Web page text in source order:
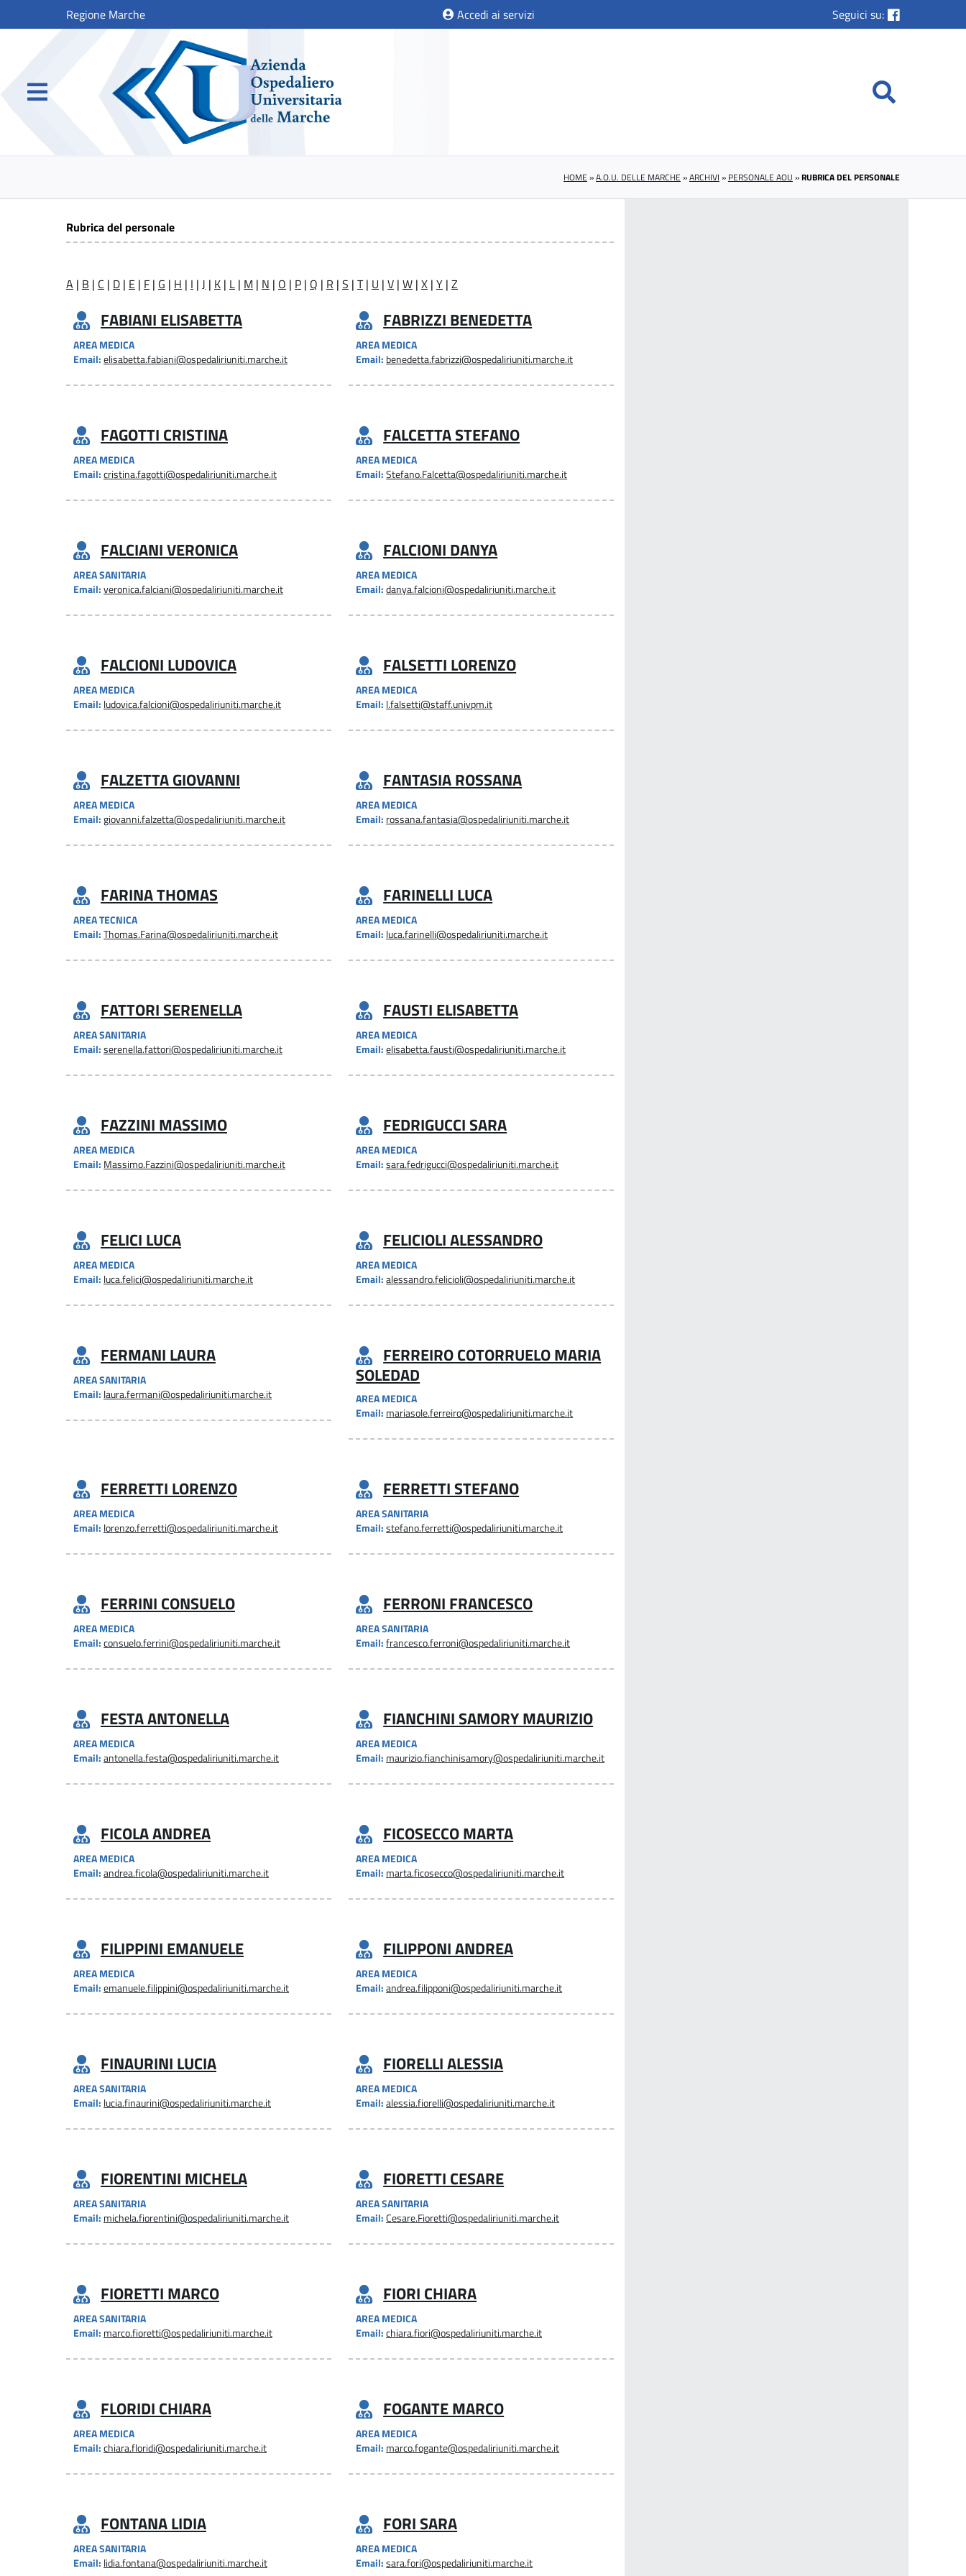
Regione Marche Accedi ai servizi Seguici su:
HOME »A.O.U. DELLE MARCHE »ARCHIVI » PERSONALE AOU »RUBRICA DEL PERSONALE
Rubrica del personale
A | B | C | D | E | F | G | H | I | J | K | L | M | N | O | P | Q | R | S | T| U | V | W | X | Y | Z
FABIANI ELISABETTA
AREA MEDICA
Email: elisabetta.fabiani@ospedaliriuniti.marche.it
FABRIZZI BENEDETTA
AREA MEDICA
Email: benedetta.fabrizzi@ospedaliriuniti.marche.it
FAGOTTI CRISTINA
AREA MEDICA
Email: cristina.fagotti@ospedaliriuniti.marche.it
FALCETTA STEFANO
AREA MEDICA
Email:Stefano.Falcetta@ospedaliriuniti.marche.it
FALCIANI VERONICA
AREA SANITARIA
Email: veronica.falciani@ospedaliriuniti.marche.it
FALCIONI DANYA
AREA MEDICA
Email:danya.falcioni@ospedaliriuniti.marche.it
FALCIONI LUDOVICA
AREA MEDICA
Email: ludovica.falcioni@ospedaliriuniti.marche.it
FALSETTI LORENZO
AREA MEDICA
Email: l.falsetti@staff.univpm.it
FALZETTA GIOVANNI
AREA MEDICA
Email: giovanni.falzetta@ospedaliriuniti.marche.it
FANTASIA ROSSANA
AREA MEDICA
Email: rossana.fantasia@ospedaliriuniti.marche.it
FARINA THOMAS
AREA TECNICA
Email: Thomas.Farina@ospedaliriuniti.marche.it
FARINELLI LUCA
AREA MEDICA
Email: luca.farinelli@ospedaliriuniti.marche.it
FATTORI SERENELLA
AREA SANITARIA
Email: serenella.fattori@ospedaliriuniti.marche.it
FAUSTI ELISABETTA
AREA MEDICA
Email:elisabetta.fausti@ospedaliriuniti.marche.it
FAZZINI MASSIMO
AREA MEDICA
Email: Massimo.Fazzini@ospedaliriuniti.marche.it
FEDRIGUCCI SARA
AREA MEDICA
Email:sara.fedrigucci@ospedaliriuniti.marche.it
FELICI LUCA
AREA MEDICA
Email: luca.felici@ospedaliriuniti.marche.it
FELICIOLI ALESSANDRO
AREA MEDICA
Email:alessandro.felicioli@ospedaliriuniti.marche.it
FERMANI LAURA
AREA SANITARIA
Email: laura.fermani@ospedaliriuniti.marche.it
FERREIRO COTORRUELO MARIA
SOLEDAD
AREA MEDICA
Email: mariasole.ferreiro@ospedaliriuniti.marche.it
FERRETTI LORENZO
AREA MEDICA
Email: lorenzo.ferretti@ospedaliriuniti.marche.it
FERRETTI STEFANO
AREA SANITARIA
Email:stefano.ferretti@ospedaliriuniti.marche.it
FERRINI CONSUELO
AREA MEDICA
Email: consuelo.ferrini@ospedaliriuniti.marche.it
FERRONI FRANCESCO
AREA SANITARIA
Email:francesco.ferroni@ospedaliriuniti.marche.it
FESTA ANTONELLA
AREA MEDICA
Email: antonella.festa@ospedaliriuniti.marche.it
FIANCHINI SAMORY MAURIZIO
AREA MEDICA
Email: maurizio.fianchinisamory@ospedaliriuniti.marche.it
FICOLA ANDREA
AREA MEDICA
Email: andrea.ficola@ospedaliriuniti.marche.it
FICOSECCO MARTA
AREA MEDICA
Email: marta.ficosecco@ospedaliriuniti.marche.it
FILIPPINI EMANUELE
AREA MEDICA
Email: emanuele.filippini@ospedaliriuniti.marche.it
FILIPPONI ANDREA
AREA MEDICA
Email:andrea.filipponi@ospedaliriuniti.marche.it
FINAURINI LUCIA
AREA SANITARIA
Email: lucia.finaurini@ospedaliriuniti.marche.it
FIORELLI ALESSIA
AREA MEDICA
Email:alessia.fiorelli@ospedaliriuniti.marche.it
FIORENTINI MICHELA
AREA SANITARIA
Email: michela.fiorentini@ospedaliriuniti.marche.it
FIORETTI CESARE
AREA SANITARIA
Email:Cesare.Fioretti@ospedaliriuniti.marche.it
FIORETTI MARCO
AREA SANITARIA
Email: marco.fioretti@ospedaliriuniti.marche.it
FIORI CHIARA
AREA MEDICA
Email:chiara.fiori@ospedaliriuniti.marche.it
FLORIDI CHIARA
AREA MEDICA
Email: chiara.floridi@ospedaliriuniti.marche.it
FOGANTE MARCO
AREA MEDICA
Email: marco.fogante@ospedaliriuniti.marche.it
FONTANA LIDIA
AREA SANITARIA
Email: lidia.fontana@ospedaliriuniti.marche.it
FORI SARA
AREA MEDICA
Email:sara.fori@ospedaliriuniti.marche.it